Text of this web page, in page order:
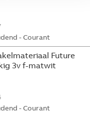
- Courant
Future
3v f-matwit
- Courant